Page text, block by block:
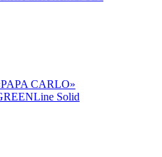
CARLO»
Solid